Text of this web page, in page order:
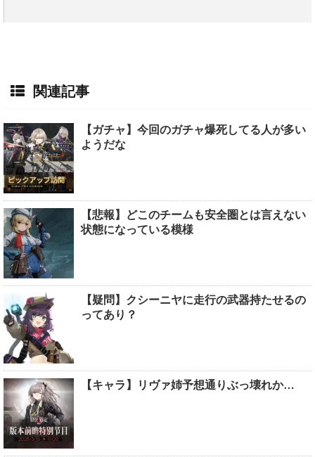
関連記事
【ガチャ】今回のガチャ爆死してる人が多い
ようだな
【悲報】どこのチームも安全圏とは言えない
状態になっている模様
【疑問】クシーニヤに走行の武器持たせるの
ってあり？
【キャラ】リヴァ姉予想通りぶっ壊れか…